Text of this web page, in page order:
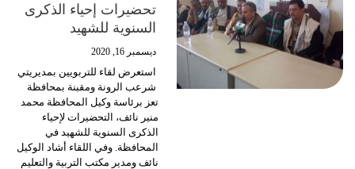
تحضيرات إحياء الذكرى
السنوية للشهيد
ديسمبر 16, 2020
استعرض لقاء للتربويين بمديريتي
شرعب الرونة ومقبنة بمحافظة
تعز برئاسة وكيل المحافظة محمد
منير نائف، التحضيرات لإحياء
الذكرى السنوية للشهيد في
المحافظة. وفي اللقاء أشاد الوكيل
نائف ومدير مكتب التربية والتعليم